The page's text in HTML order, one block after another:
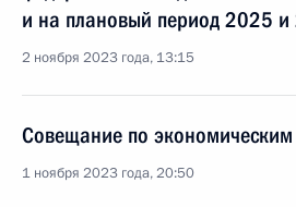
и на плановый период 2025 и
2 ноября 2023 года, 13:15
Совещание по
1 ноября 2023 года, 20:50